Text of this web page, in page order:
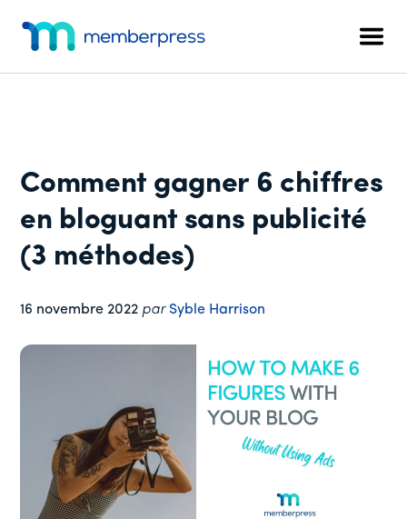
content
barre
de
supplémentaire
en-
un
Comment gagner 6 chiffres
en bloguant sans publicité
(3 méthodes)
16 novembre 2022 par Syble Harrison